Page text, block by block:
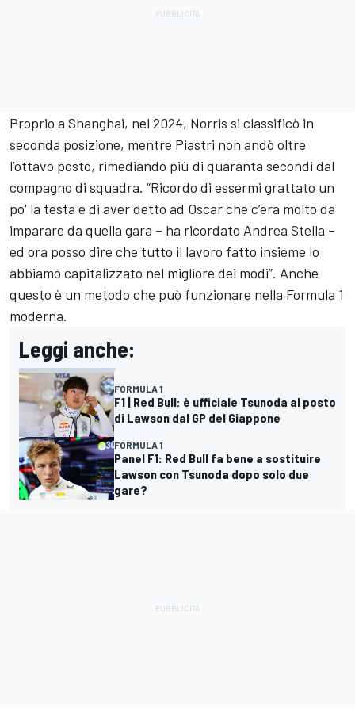
Proprio a Shanghai, nel 2024, Norris si classificò in
seconda posizione, mentre Piastri non andò oltre
l’ottavo posto, rimediando più di quaranta secondi dal
compagno di squadra. “Ricordo di essermi grattato un
po' la testa e di aver detto ad Oscar che c’era molto da
imparare da quella gara – ha ricordato Andrea Stella –
ed ora posso dire che tutto il lavoro fatto insieme lo
abbiamo capitalizzato nel migliore dei modi”. Anche
questo è un metodo che può funzionare nella Formula 1
moderna.
Leggi anche:
FORMULA 1
F1 | Red Bull: è ufficiale Tsunoda al posto
di Lawson dal GP del Giappone
FORMULA 1
Panel F1: Red Bull fa bene a sostituire
Lawson con Tsunoda dopo solo due
gare?